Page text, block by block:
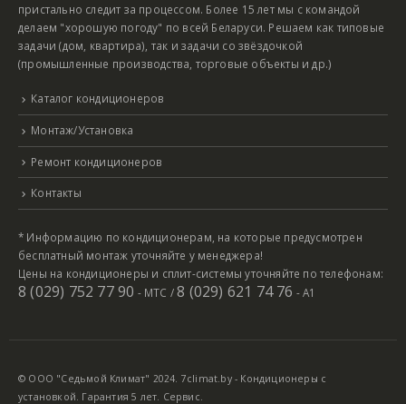
пристально следит за процессом. Более 15 лет мы с командой
делаем "хорошую погоду" по всей Беларуси. Решаем как типовые
задачи (дом, квартира), так и задачи со звёздочкой
(промышленные производства, торговые объекты и др.)
Каталог кондиционеров
Монтаж/Установка
Ремонт кондиционеров
Контакты
* Информацию по кондиционерам, на которые предусмотрен
бесплатный монтаж уточняйте у менеджера!
Цены на кондиционеры и сплит-системы уточняйте по телефонам:
8 (029) 752 77 90 - МТС /8 (029) 621 74 76 - А1
© ООО "Седьмой Климат" 2024. 7climat.by - Кондиционеры с
установкой. Гарантия 5 лет. Сервис.